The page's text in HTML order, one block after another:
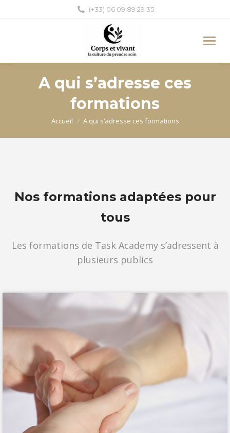
(+33) 06 09 89 29 35
A qui s’adresse ces
formations
Vous êtes ici :
Accueil A qui s’adresse ces formations
Nos formations adaptées pour
tous
Les formations de Task Academy s’adressent à
plusieurs publics